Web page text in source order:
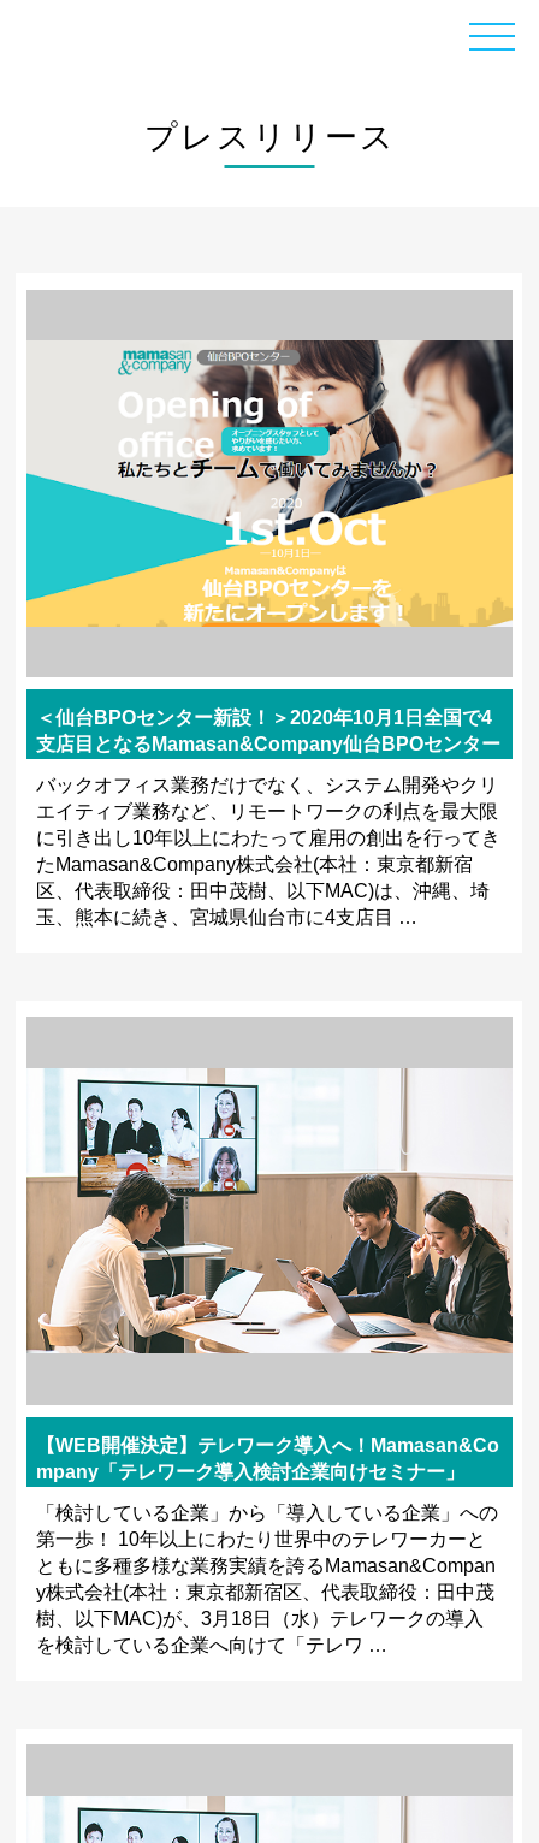
プレスリリース
＜仙台BPOセンター新設！＞2020年10月1日全国で4
支店目となるMamasan&Company仙台BPOセンター
バックオフィス業務だけでなく、システム開発やクリ
エイティブ業務など、リモートワークの利点を最大限
に引き出し10年以上にわたって雇用の創出を行ってき
たMamasan&Company株式会社(本社：東京都新宿
区、代表取締役：田中茂樹、以下MAC)は、沖縄、埼
玉、熊本に続き、宮城県仙台市に4支店目 …
【WEB開催決定】テレワーク導入へ！Mamasan&Co
mpany「テレワーク導入検討企業向けセミナー」
「検討している企業」から「導入している企業」への
第一歩！ 10年以上にわたり世界中のテレワーカーと
ともに多種多様な業務実績を誇るMamasan&Compan
y株式会社(本社：東京都新宿区、代表取締役：田中茂
樹、以下MAC)が、3月18日（水）テレワークの導入
を検討している企業へ向けて「テレワ …